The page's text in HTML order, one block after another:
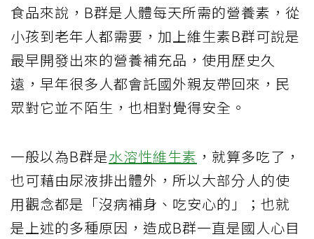
食品來說，B群是人體每天所需的營養素，從
小孩到老年人都需要，加上維生素B群可說是
最早開發出來的營養補充品，使用歷史久
遠，早年很多人都會託國外親友帶回來，民
眾對它並不陌生，也相對覺得安全。
一般以為B群是水溶性維生素 ，就算多吃了，
也可藉由尿液排出體外，所以大部分人的使
用觀念都是「沒病補身、吃安心的」；也就
是上述的多種原因，造成B群一直是國人心目